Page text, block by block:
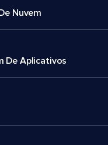
Nuvem
De Aplicativos